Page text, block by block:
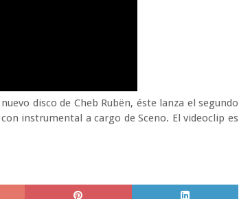
disco de Cheb Rubën, éste lanza el segundo
instrumental a cargo de Sceno. El videoclip es